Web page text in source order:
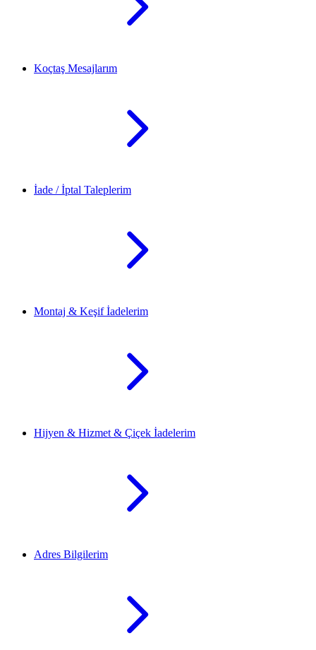
Koçtaş Mesajlarım
İade / İptal Taleplerim
Montaj & Keşif İadelerim
Hijyen & Hizmet & Çiçek İadelerim
Adres Bilgilerim